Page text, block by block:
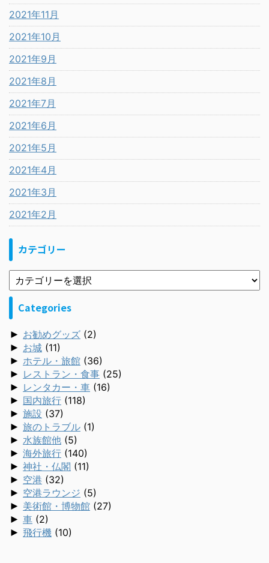
2021年11月
2021年10月
2021年9月
2021年8月
2021年7月
2021年6月
2021年5月
2021年4月
2021年3月
2021年2月
カテゴリー
Categories
► お勧めグッズ (2)
► お城 (11)
► ホテル・旅館 (36)
► レストラン・食事 (25)
► レンタカー・車 (16)
► 国内旅行 (118)
► 施設 (37)
► 旅のトラブル (1)
► 水族館他 (5)
► 海外旅行 (140)
► 神社・仏閣 (11)
► 空港 (32)
► 空港ラウンジ (5)
► 美術館・博物館 (27)
► 車 (2)
► 飛行機 (10)